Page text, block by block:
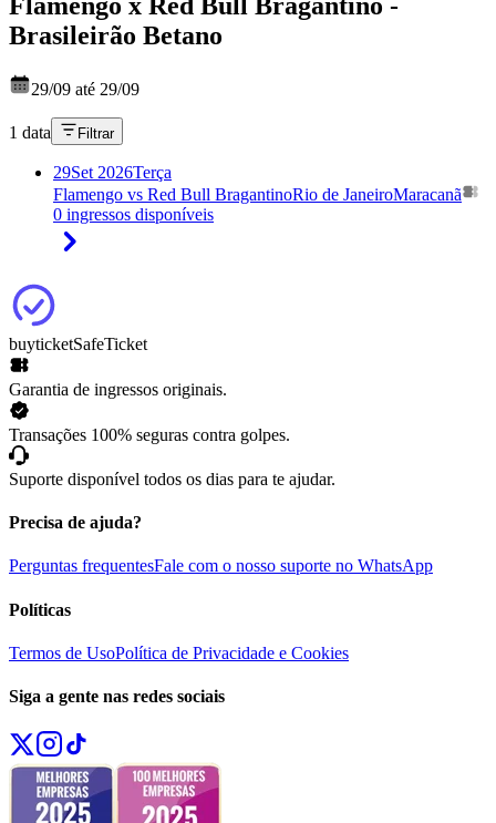
Brasileirão Betano
29/09 até 29/09
1 data Filtrar
29Set 2026Terça
Flamengo vs Red Bull BragantinoRio de JaneiroMaracanã
0 ingressos disponíveis
buyticketSafeTicket
Garantia de ingressos originais.
Transações 100% seguras contra golpes.
Suporte disponível todos os dias para te ajudar.
Precisa de ajuda?
Perguntas frequentesFale com o nosso suporte no WhatsApp
Políticas
Termos de UsoPolítica de Privacidade e Cookies
Siga a gente nas redes sociais